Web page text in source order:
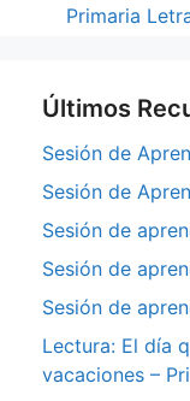
Primaria
Últimos
Sesión de
Sesión de
Sesión de
Sesión de
Sesión de
Lectura: El día
vacaciones –